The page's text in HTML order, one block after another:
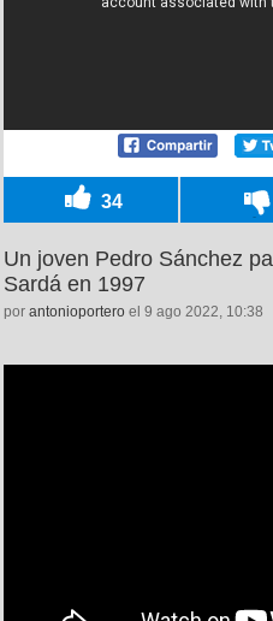
34
Un joven Pedro Sánchez
Sardá en 1997
por antonioportero el 9 ago 2022, 10:38